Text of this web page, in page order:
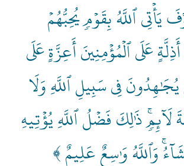
يَأۡتِي ٱللَّهُ بِقَوۡمٖ يُحِبُّهُمۡ
عَلَى ٱلۡمُؤۡمِنِينَ أَعِزَّةٍ عَلَى
فِي سَبِيلِ ٱللَّهِ وَلَا
لَآئِمٖۚ ذَٰلِكَ فَضۡلُ ٱللَّهِ يُؤۡتِيهِ
وَٱللَّهُ وَٰسِعٌ عَلِيمٌ ﴾